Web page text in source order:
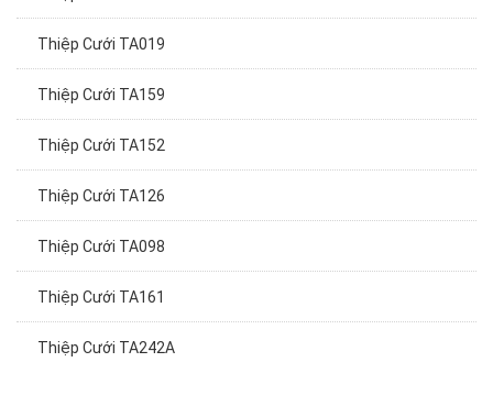
Thiệp Cưới TA019
Thiệp Cưới TA159
Thiệp Cưới TA152
Thiệp Cưới TA126
Thiệp Cưới TA098
Thiệp Cưới TA161
Thiệp Cưới TA242A